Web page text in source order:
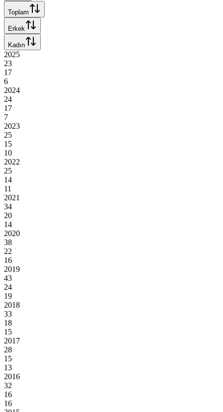
Toplam
Erkek
Kadın
2025
23
17
6
2024
24
17
7
2023
25
15
10
2022
25
14
11
2021
34
20
14
2020
38
22
16
2019
43
24
19
2018
33
18
15
2017
28
15
13
2016
32
16
16